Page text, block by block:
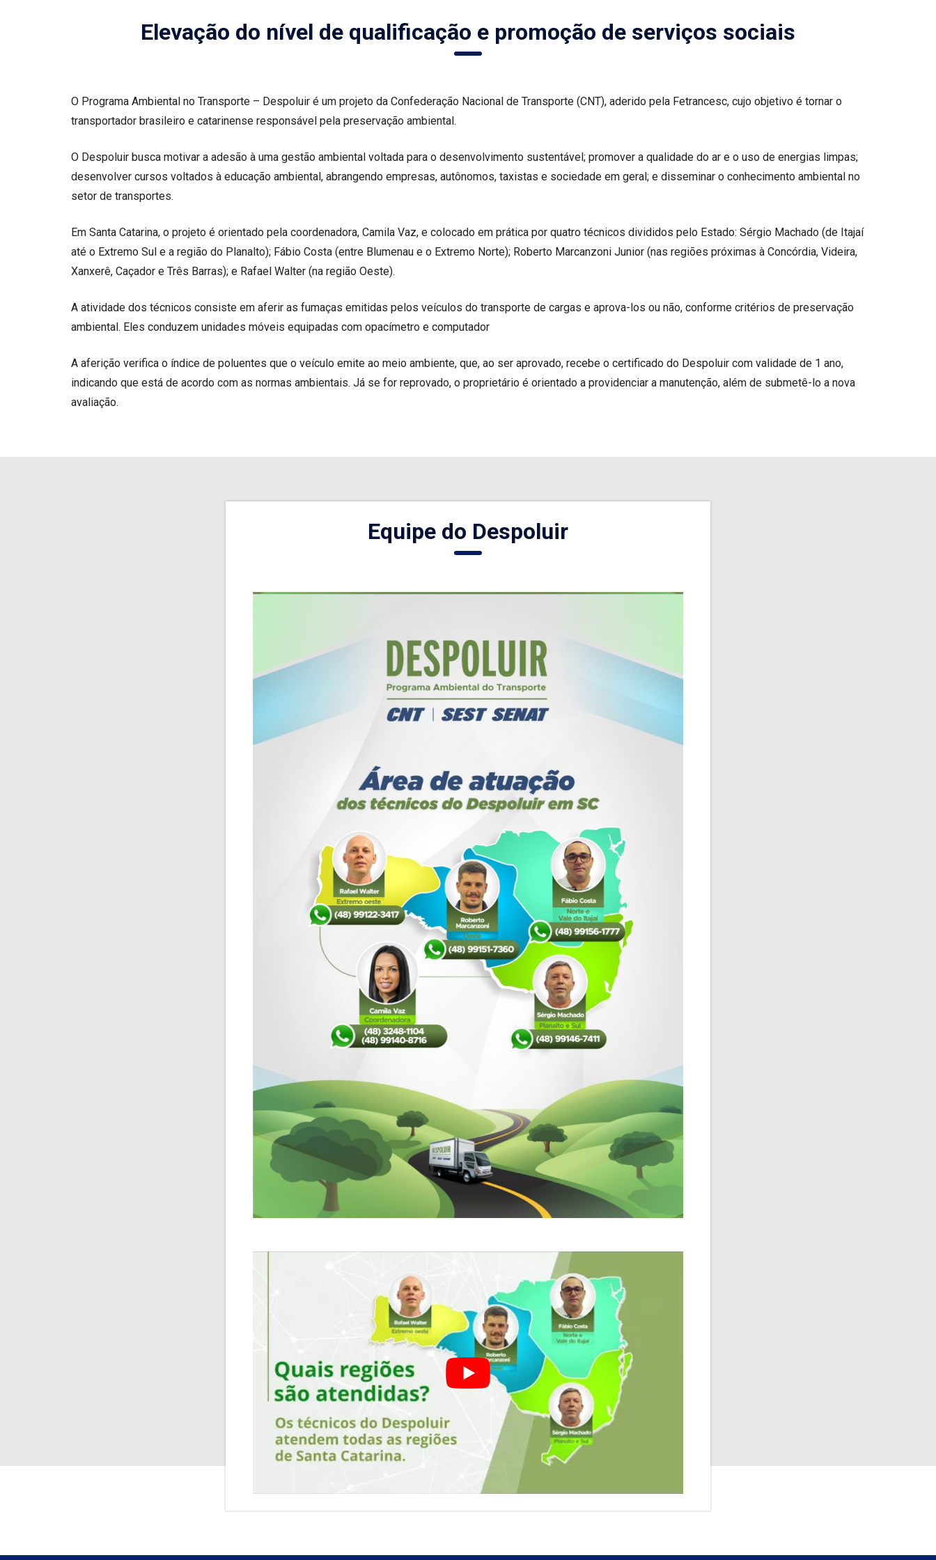
Elevação do nível de qualificação e promoção de serviços sociais
O Programa Ambiental no Transporte – Despoluir é um projeto da Confederação Nacional de Transporte (CNT), aderido pela Fetrancesc, cujo objetivo é tornar o
transportador brasileiro e catarinense responsável pela preservação ambiental.
O Despoluir busca motivar a adesão à uma gestão ambiental voltada para o desenvolvimento sustentável; promover a qualidade do ar e o uso de energias limpas;
desenvolver cursos voltados à educação ambiental, abrangendo empresas, autônomos, taxistas e sociedade em geral; e disseminar o conhecimento ambiental no
setor de transportes.
Em Santa Catarina, o projeto é orientado pela coordenadora, Camila Vaz, e colocado em prática por quatro técnicos divididos pelo Estado: Sérgio Machado (de Itajaí
até o Extremo Sul e a região do Planalto); Fábio Costa (entre Blumenau e o Extremo Norte); Roberto Marcanzoni Junior (nas regiões próximas à Concórdia, Videira,
Xanxerê, Caçador e Três Barras); e Rafael Walter (na região Oeste).
A atividade dos técnicos consiste em aferir as fumaças emitidas pelos veículos do transporte de cargas e aprova-los ou não, conforme critérios de preservação
ambiental. Eles conduzem unidades móveis equipadas com opacímetro e computador
A aferição verifica o índice de poluentes que o veículo emite ao meio ambiente, que, ao ser aprovado, recebe o certificado do Despoluir com validade de 1 ano,
indicando que está de acordo com as normas ambientais. Já se for reprovado, o proprietário é orientado a providenciar a manutenção, além de submetê-lo a nova
avaliação.
Equipe do Despoluir